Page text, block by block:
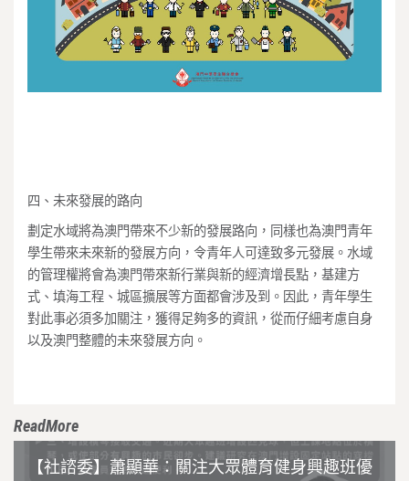
四、未來發展的路向
劃定水域將為澳門帶來不少新的發展路向，同樣也為澳門青年
學生帶來未來新的發展方向，令青年人可達致多元發展。水域
的管理權將會為澳門帶來新行業與新的經濟增長點，基建方
式、填海工程、城區擴展等方面都會涉及到。因此，青年學生
對此事必須多加關注，獲得足夠多的資訊，從而仔細考慮自身
以及澳門整體的未來發展方向。
ReadMore
【社諮委】蕭顯華：關注大眾體育健身興趣班優